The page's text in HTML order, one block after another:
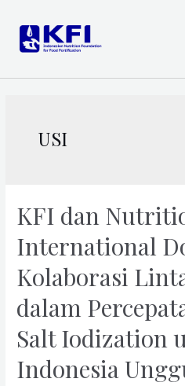
USI
KFI dan
International
Kolaborasi
dalam
Salt Iodization
Indonesia